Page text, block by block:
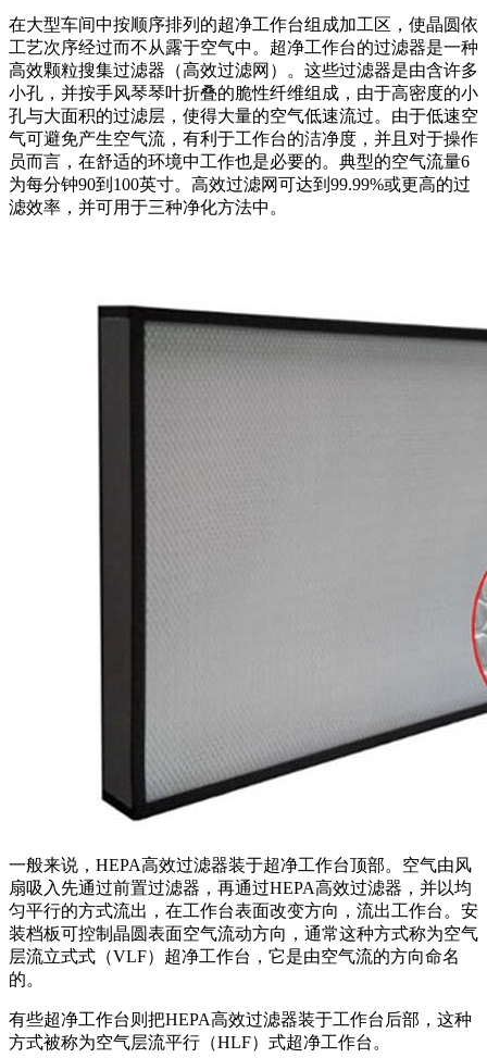
在大型车间中按顺序排列的超净工作台组成加工区，使晶圆依
工艺次序经过而不从露于空气中。超净工作台的过滤器是一种
高效颗粒搜集过滤器（高效过滤网）。这些过滤器是由含许多
小孔，并按手风琴琴叶折叠的脆性纤维组成，由于高密度的小
孔与大面积的过滤层，使得大量的空气低速流过。由于低速空
气可避免产生空气流，有利于工作台的洁净度，并且对于操作
员而言，在舒适的环境中工作也是必要的。典型的空气流量6
为每分钟90到100英寸。高效过滤网可达到99.99%或更高的过
滤效率，并可用于三种净化方法中。
一般来说，HEPA高效过滤器装于超净工作台顶部。空气由风
扇吸入先通过前置过滤器，再通过HEPA高效过滤器，并以均
匀平行的方式流出，在工作台表面改变方向，流出工作台。安
装档板可控制晶圆表面空气流动方向，通常这种方式称为空气
层流立式式（VLF）超净工作台，它是由空气流的方向命名
的。
有些超净工作台则把HEPA高效过滤器装于工作台后部，这种
方式被称为空气层流平行（HLF）式超净工作台。